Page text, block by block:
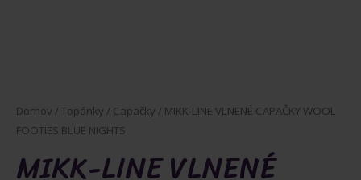
Domov / Topánky / Capačky / MIKK-LINE VLNENÉ CAPAČKY WOOL
FOOTIES BLUE NIGHTS
MIKK-LINE VLNENÉ